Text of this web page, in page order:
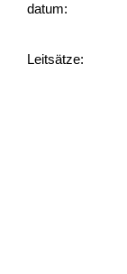
datum:
Leit­sätze: